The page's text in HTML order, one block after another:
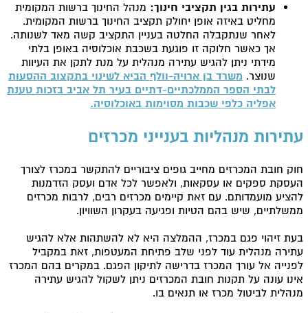
עתירות בגין תקציבי חינוך: מנהל החינוך ברשות המקומית
מחליט באיזה אופן יחולק תקציב החינוך ברשות המקומית.
לאחר שנתקבלה החלטה בעניין התקציב קשה מאד לשנותה.
אך כאשר חלוקה זו פוגעת בשכבת אוכלוסיה באופן בלתי
מידתי ניתן להגיש עתירה מנהלית על מנת לתקן את העיוות
שנוצר. משרד בן ארויה-וולף הביא לשינוי בתקצוב ההסעות
לבתי הספר הממלכתיים-דתיים בעיר תל אביב בזכות טענת
אפליה כלפי שכבות מסוימות באוכלוסיה.
עתירות מנהליות בענייני מכרזים
חוק חובת המכרזים מחייב גופים ציבוריים להתקשר במכרז לצורך
העסקת ספקים או עסקאות, ולאפשר לכל אדם ועסק הזדמנות
להציע מועמדותם. עם זאת קיימים מכרזים רבים, לרבות מכרזים
ממשלתיים, שיש בהם הטיות ופגיעה בעקרון השוויון.
בעת זיהוי פגם במכרז, ההמלצה היא לא להשתהות אלא להגיש
עתירה מנהלית עוד לפני שלב פתיחת המעטפות, זאת במקביל
לפנייה אל עורך המכרז בדרישה לתיקון הפגם. במקרים בהם המכרז
אינו עונה על תקנות חובת המכרזים ניתן לשקול להגיש עתירה
מנהלית לביטול מכרז או תנאים בו.